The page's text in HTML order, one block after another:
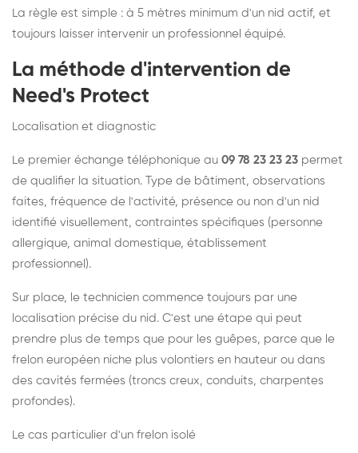
La règle est simple : à 5 mètres minimum d'un nid actif, et
toujours laisser intervenir un professionnel équipé.
La méthode d'intervention de
Need's Protect
Localisation et diagnostic
Le premier échange téléphonique au 09 78 23 23 23 permet
de qualifier la situation. Type de bâtiment, observations
faites, fréquence de l'activité, présence ou non d'un nid
identifié visuellement, contraintes spécifiques (personne
allergique, animal domestique, établissement
professionnel).
Sur place, le technicien commence toujours par une
localisation précise du nid. C'est une étape qui peut
prendre plus de temps que pour les guêpes, parce que le
frelon européen niche plus volontiers en hauteur ou dans
des cavités fermées (troncs creux, conduits, charpentes
profondes).
Le cas particulier d'un frelon isolé